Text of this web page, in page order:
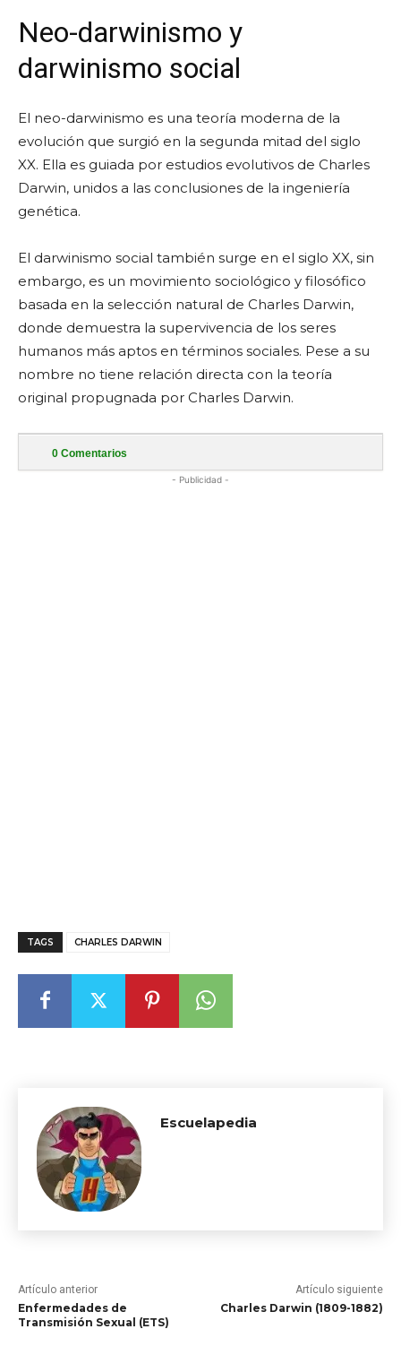
Neo-darwinismo y
darwinismo social
El neo-darwinismo es una teoría moderna de la
evolución que surgió en la segunda mitad del siglo
XX. Ella es guiada por estudios evolutivos de Charles
Darwin, unidos a las conclusiones de la ingeniería
genética.
El darwinismo social también surge en el siglo XX, sin
embargo, es un movimiento sociológico y filosófico
basada en la selección natural de Charles Darwin,
donde demuestra la supervivencia de los seres
humanos más aptos en términos sociales. Pese a su
nombre no tiene relación directa con la teoría
original propugnada por Charles Darwin.
0 Comentarios
- Publicidad -
TAGS CHARLES DARWIN
Escuelapedia
Artículo anterior
Enfermedades de
Transmisión Sexual (ETS)
Artículo siguiente
Charles Darwin (1809-1882)